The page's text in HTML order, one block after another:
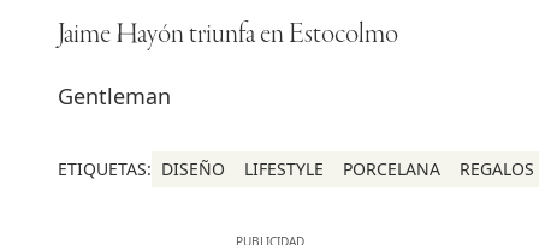
Jaime Hayón triunfa en Estocolmo
Gentleman
ETIQUETAS: DISEÑO LIFESTYLE PORCELANA REGALOS